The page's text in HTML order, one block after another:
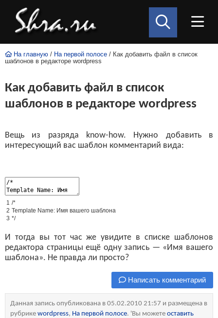
На главную / На первой полосе / Как добавить файл в список
шаблонов в редакторе wordpress
Как добавить файл в список
шаблонов в редакторе wordpress
Вещь из разряда know-how. Нужно добавить в
интересующий вас шаблон комментарий вида:
1
2
3
/*
Template Name: Имя вашего шаблона
*/
И тогда вы тот час же увидите в списке шаблонов
редактора страницы ещё одну запись — «Имя вашего
шаблона». Не правда ли просто?
Написать комментарий
Данная запись опубликована в 05.02.2010 21:57 и размещена в
рубрике wordpress, На первой полосе. 'Вы можете оставить